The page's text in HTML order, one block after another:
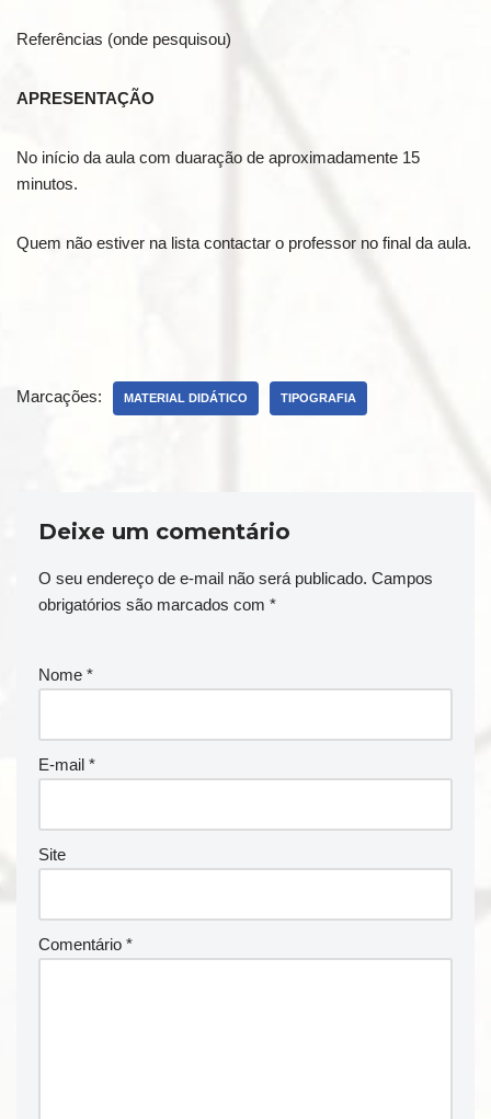
Referências (onde pesquisou)
APRESENTAÇÃO
No início da aula com duaração de aproximadamente 15
minutos.
Quem não estiver na lista contactar o professor no final da aula.
Marcações: MATERIAL DIDÁTICO TIPOGRAFIA
Deixe um comentário
O seu endereço de e-mail não será publicado. Campos
obrigatórios são marcados com *
Nome *
E-mail *
Site
Comentário *